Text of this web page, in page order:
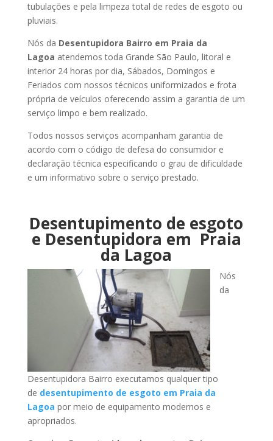
tubulações e pela limpeza total de redes de esgoto ou
pluviais.
Nós da Desentupidora Bairro em Praia da
Lagoa atendemos toda Grande São Paulo, litoral e
interior 24 horas por dia, Sábados, Domingos e
Feriados com nossos técnicos uniformizados e frota
própria de veículos oferecendo assim a garantia de um
serviço limpo e bem realizado.
Todos nossos serviços acompanham garantia de
acordo com o código de defesa do consumidor e
declaração técnica especificando o grau de dificuldade
e um informativo sobre o serviço prestado.
Desentupimento de esgoto
e Desentupidora em Praia
da Lagoa
Nós
da
Desentupidora Bairro executamos qualquer tipo
de desentupimento de esgoto em Praia da
Lagoa por meio de equipamento modernos e
apropriados.